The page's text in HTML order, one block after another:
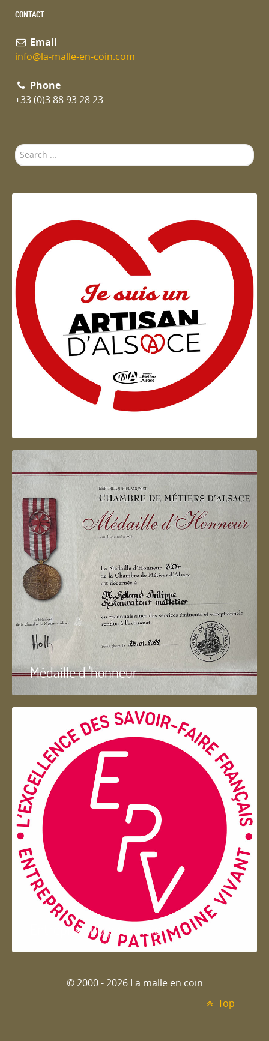
CONTACT
Email
info@la-malle-en-coin.com
Phone
+33 (0)3 88 93 28 23
Search
...
Artisan d'Alsace
Médaille d 'honneur
Entreprise du patrimoie
© 2000 - 2026 La malle en coin
Top